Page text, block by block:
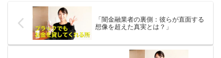
「闇金融業者の裏側：彼らが直面する
想像を超えた真実とは？」